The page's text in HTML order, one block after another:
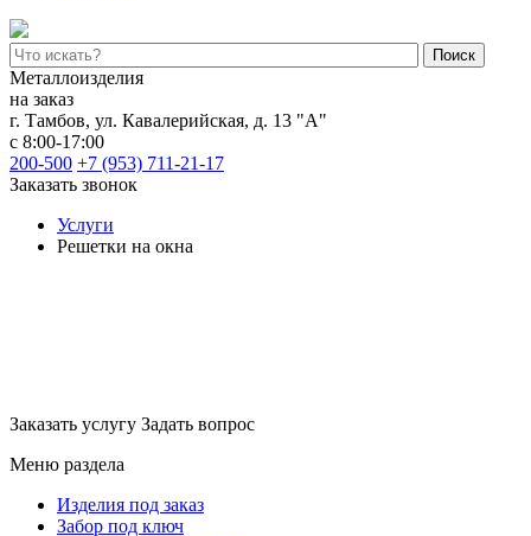
Поиск
Металлоизделия
на заказ
г. Тамбов, ул. Кавалерийская, д. 13 "А"
с 8:00-17:00
200-500 +7 (953) 711-21-17
Заказать звонок
Услуги
Решетки на окна
Заказать услугу Задать вопрос
Меню раздела
Изделия под заказ
Забор под ключ